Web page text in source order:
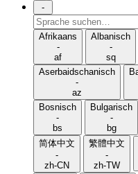
-
Sprache
suchen
Afrikaans
-
af
Albanisch
-
sq
Aserbaidschanisch
-
az
Bosnisch
-
bs
Bulgarisch
-
bg
简体中文
-
zh-CN
繁體中文
-
zh-TW